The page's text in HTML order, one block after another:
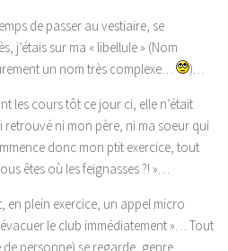
de passer au vestiaire, se
j’étais sur ma « libellule » (Nom
un nom très complexe…
)…
les cours tôt ce jour ci, elle n’était
retrouvé ni mon père, ni ma soeur qui
donc mon ptit exercice, tout
êtes où les feignasses ?! »…
en plein exercice, un appel micro
le club immédiatement »… Tout
personne) se regarde, genre,